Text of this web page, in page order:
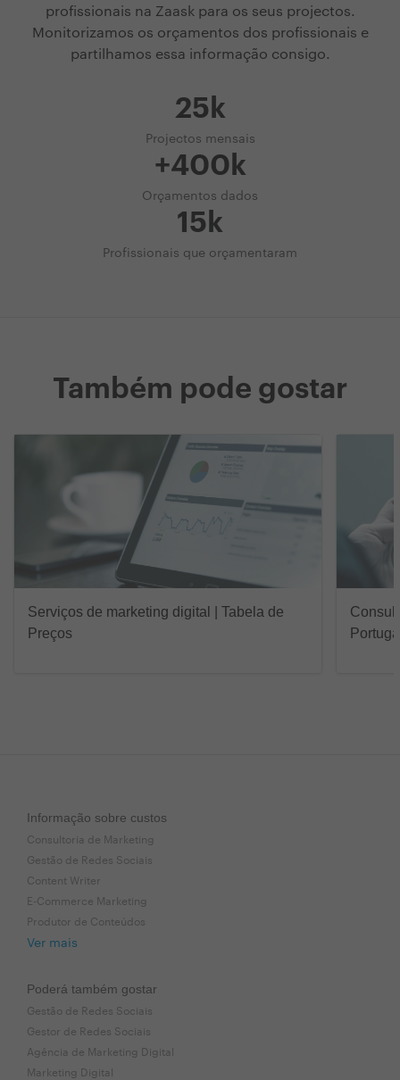
profissionais na Zaask para os seus projectos.
Monitorizamos os orçamentos dos profissionais e
partilhamos essa informação consigo.
25k
Projectos mensais
+400k
Orçamentos dados
15k
Profissionais que orçamentaram
Também pode gostar
Serviços de marketing digital | Tabela de
Preços
Informação sobre custos
Consultoria de Marketing
Gestão de Redes Sociais
Content Writer
E-Commerce Marketing
Produtor de Conteúdos
Ver mais
Poderá também gostar
Gestão de Redes Sociais
Gestor de Redes Sociais
Agência de Marketing Digital
Marketing Digital